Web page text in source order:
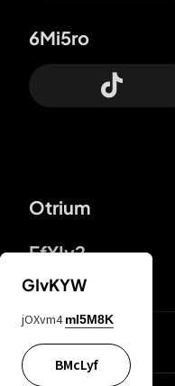
Otrium
FfYIy2
6Mi5ro
KIjvtr
GIvKYW
jOXvm4 mI5M8K
BMcLyf